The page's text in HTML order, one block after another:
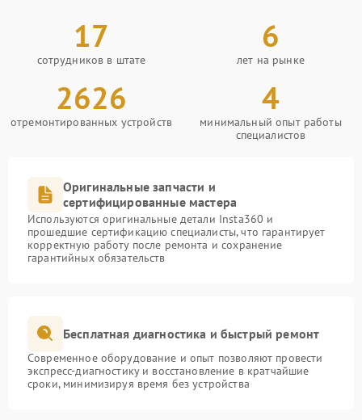
17
сотрудников в штате
6
лет на рынке
2626
отремонтированных устройств
4
минимальный опыт работы
специалистов
Оригинальные запчасти и
сертифицированные мастера
Используются оригинальные детали Insta360 и
прошедшие сертификацию специалисты, что гарантирует
корректную работу после ремонта и сохранение
гарантийных обязательств
Бесплатная диагностика и быстрый ремонт
Современное оборудование и опыт позволяют провести
экспресс-диагностику и восстановление в кратчайшие
сроки, минимизируя время без устройства